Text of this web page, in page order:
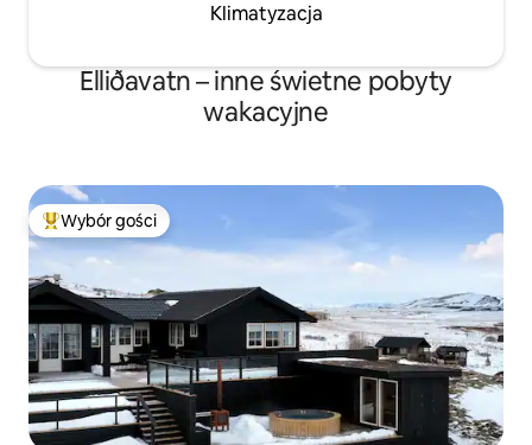
Klimatyzacja
Elliðavatn – inne świetne pobyty
wakacyjne
Najpopularniejsze z kategorii Wybór gości
Wybór gości